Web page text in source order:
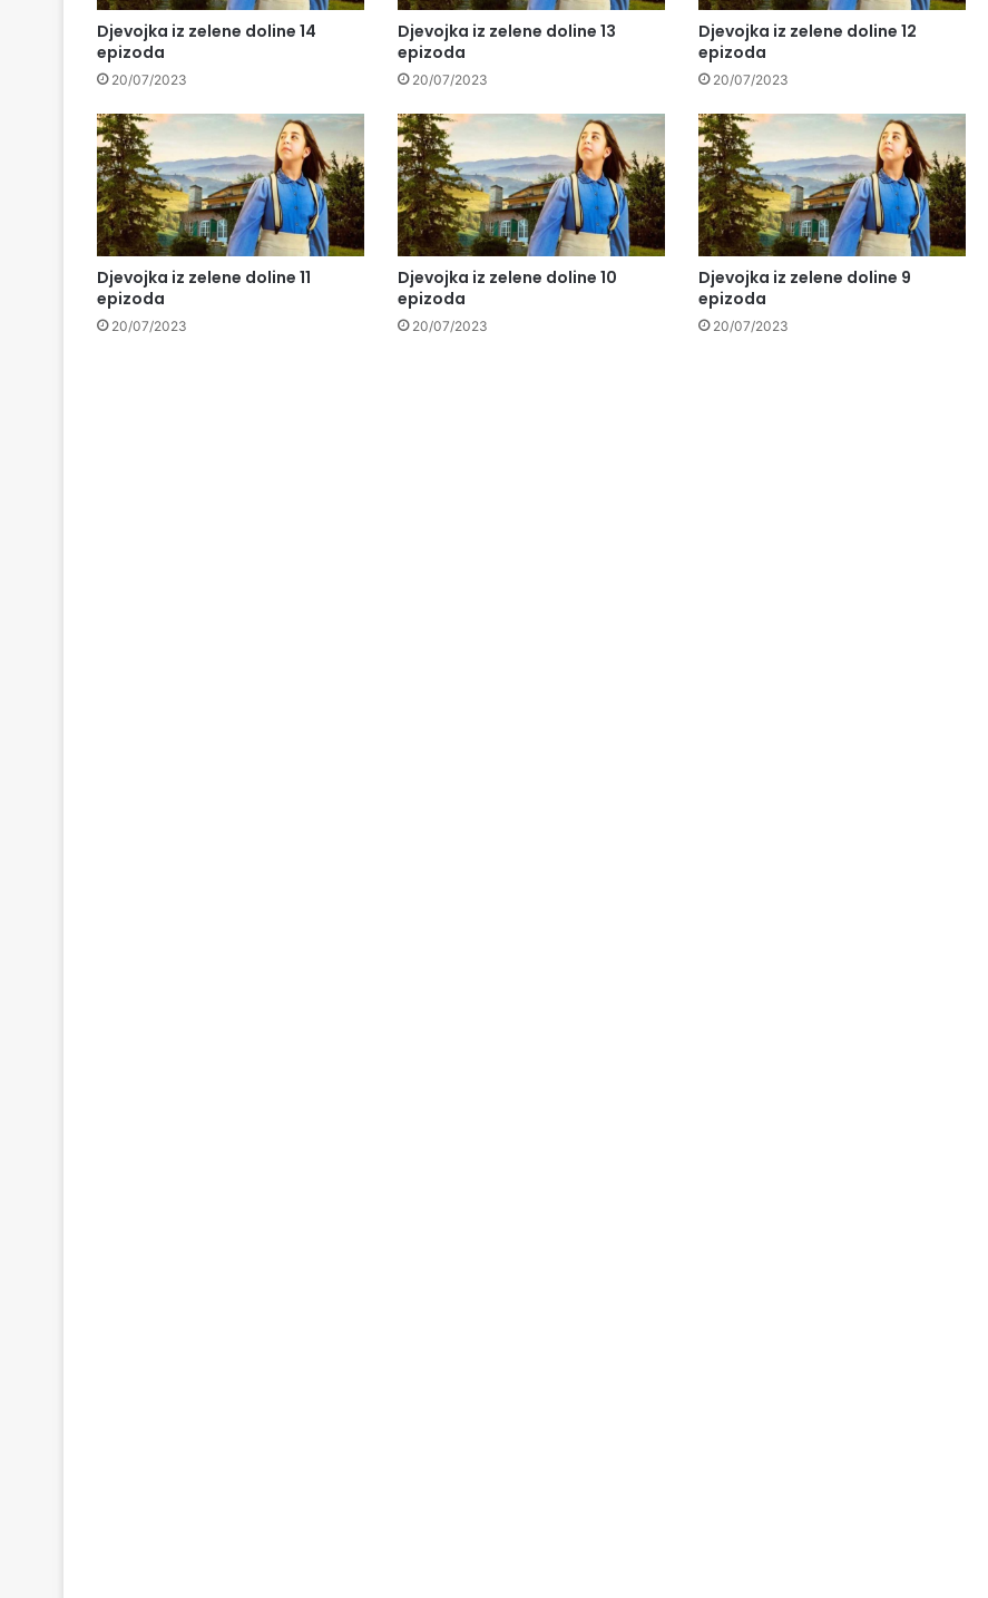
Djevojka iz zelene doline 14
epizoda
20/07/2023
Djevojka iz zelene doline 13
epizoda
20/07/2023
Djevojka iz zelene doline 12
epizoda
20/07/2023
Djevojka iz zelene doline 11
epizoda
20/07/2023
Djevojka iz zelene doline 10
epizoda
20/07/2023
Djevojka iz zelene doline 9
epizoda
20/07/2023